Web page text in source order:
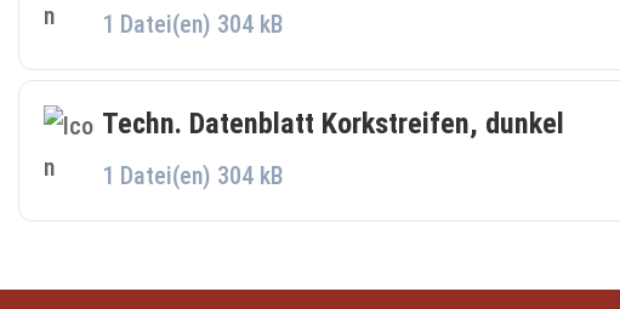
1 Datei(en) 304 kB
Techn. Datenblatt Korkstreifen, dunkel
1 Datei(en) 304 kB